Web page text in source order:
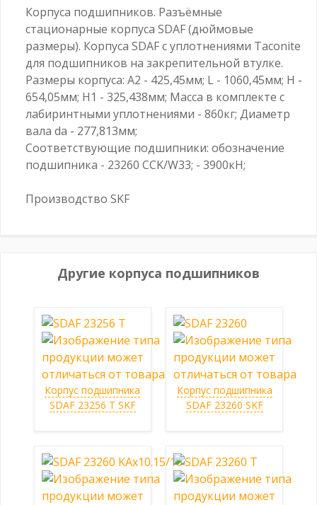
Корпуса подшипников. Разъёмные
стационарные корпуса SDAF (дюймовые
размеры). Корпуса SDAF с уплотнениями Taconite
для подшипников на закрепительной втулке.
Размеры корпуса: A2 - 425,45мм; L - 1060,45мм; H -
654,05мм; H1 - 325,438мм; Масса в комплекте с
лабиринтными уплотнениями - 860кг; Диаметр
вала da - 277,813мм;
Соответствующие подшипники: обозначение
подшипника - 23260 CCK/W33; - 3900кН;
Производство SKF
Другие корпуса подшипников
Корпус подшипника
SDAF 23256 T SKF
Корпус подшипника
SDAF 23260 SKF